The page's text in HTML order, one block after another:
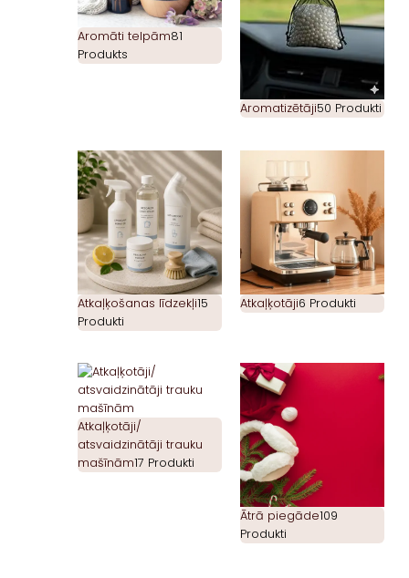
Aromāti telpām81
Produkts
Aromatizētāji50 Produkti
Atkaļķošanas līdzekļi15
Produkti
Atkaļķotāji6 Produkti
Atkaļķotāji/
atsvaidzinātāji trauku
mašīnām17 Produkti
Ātrā piegāde109
Produkti